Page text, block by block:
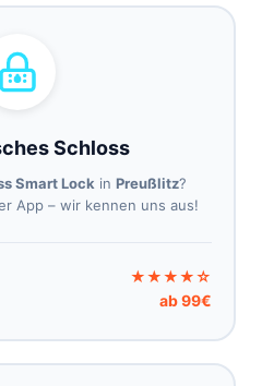
Schloss
Smart Lock in Preußlitz?
App – wir kennen uns aus!
★★★★☆
ab 99€